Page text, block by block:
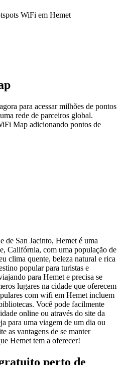
WiFi em Hemet
para acessar milhões de pontos
rede de parceiros global.
Map adicionando pontos de
de San Jacinto, Hemet é uma
Califórnia, com uma população de
clima quente, beleza natural e rica
popular para turistas e
para Hemet e precisa se
lugares na cidade que oferecem
com wifi em Hemet incluem
Você pode facilmente
online ou através do site da
para uma viagem de um dia ou
as vantagens de se manter
Hemet tem a oferecer!
perto de